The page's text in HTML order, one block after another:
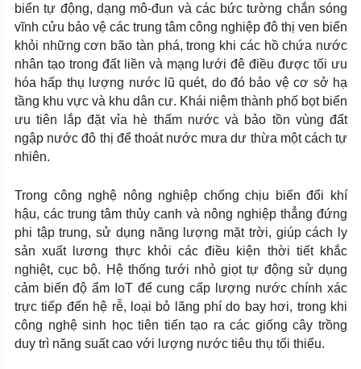
biển tự động, dạng mô-đun và các bức tường chắn sóng
vĩnh cửu bảo vệ các trung tâm công nghiệp đô thị ven biển
khỏi những cơn bão tàn phá, trong khi các hồ chứa nước
nhân tạo trong đất liền và mạng lưới đê điều được tối ưu
hóa hấp thụ lượng nước lũ quét, do đó bảo vệ cơ sở hạ
tầng khu vực và khu dân cư. Khái niệm thành phố bọt biển
ưu tiên lắp đặt vỉa hè thấm nước và bảo tồn vùng đất
ngập nước đô thị để thoát nước mưa dư thừa một cách tự
nhiên.
Trong công nghệ nông nghiệp chống chịu biến đổi khí
hậu, các trung tâm thủy canh và nông nghiệp thẳng đứng
phi tập trung, sử dụng năng lượng mặt trời, giúp cách ly
sản xuất lương thực khỏi các điều kiện thời tiết khắc
nghiệt, cục bộ. Hệ thống tưới nhỏ giọt tự động sử dụng
cảm biến độ ẩm IoT để cung cấp lượng nước chính xác
trực tiếp đến hệ rễ, loại bỏ lãng phí do bay hơi, trong khi
công nghệ sinh học tiên tiến tạo ra các giống cây trồng
duy trì năng suất cao với lượng nước tiêu thụ tối thiểu.